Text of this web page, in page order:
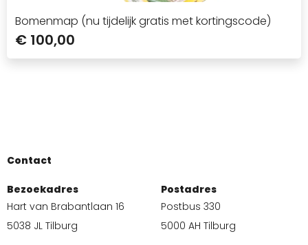
Bomenmap (nu tijdelijk gratis met kortingscode)
€ 100,00
Contact
Bezoekadres
Hart van Brabantlaan 16
5038 JL Tilburg
Postadres
Postbus 330
5000 AH Tilburg